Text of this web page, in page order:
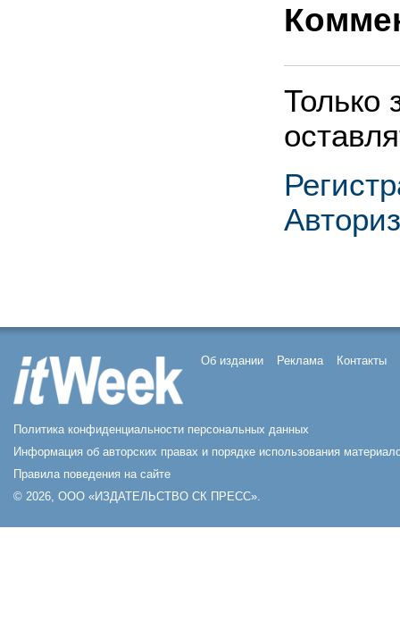
Только
Об издании Реклама Контакты
Политика конфиденциальности персональных данных
Информация об авторских правах и порядке использования
Правила поведения на сайте
© 2026, ООО «ИЗДАТЕЛЬСТВО СК ПРЕСС».